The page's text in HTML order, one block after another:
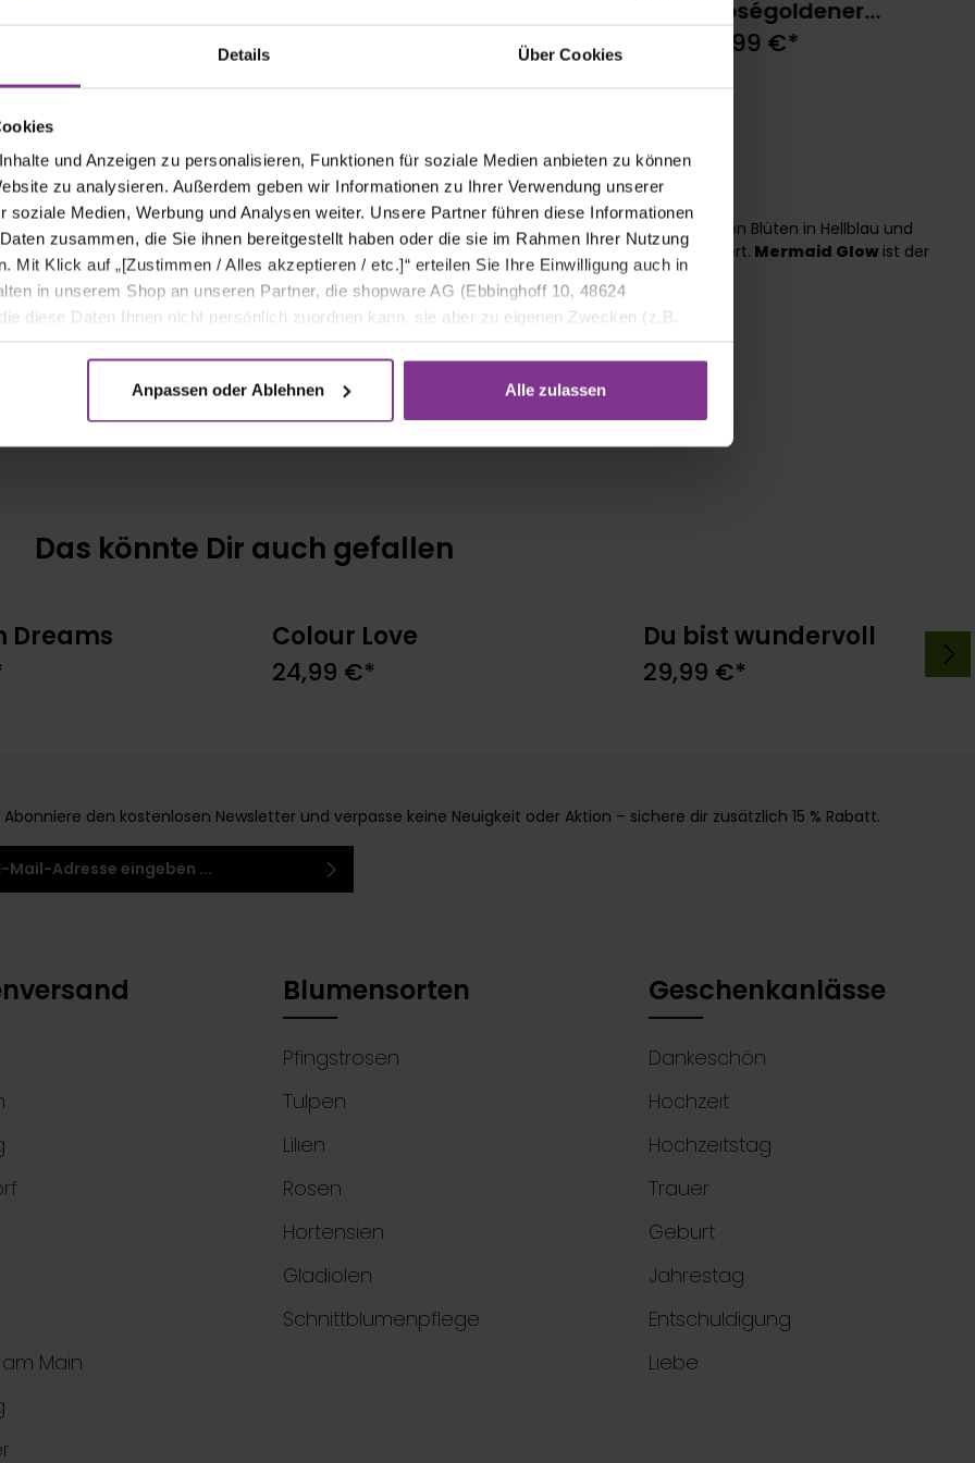
Details Über Cookies
und Anzeigen zu personalisieren, Funktionen für soziale Medien anbieten zu können
zu analysieren. Außerdem geben wir Informationen zu Ihrer Verwendung unserer
soziale Medien, Werbung und Analysen weiter. Unsere Partner führen diese Informationen
zusammen, die Sie ihnen bereitgestellt haben oder die sie im Rahmen Ihrer Nutzung
Mit Klick auf „[Zustimmen / Alles akzeptieren / etc.]“ erteilen Sie Ihre Einwilligung auch in
in unserem Shop an unseren Partner, die shopware AG (Ebbinghoff 10, 48624
diese Daten Ihnen nicht persönlich zuordnen kann, sie aber zu eigenen Zwecken (z.B.
verarbeiten darf.
Anpassen oder Ablehnen Alle zulassen
29,99 €* 29,99 €*
Roségoldener
Herzluftballon
9,99 €*
Dieser Strauß schimmert wie ein Zauber unter Wasser: Die außergewöhnlichen Blüten in Hellblau und
Rosé zeigen einen sanften Farbverlauf, der an Meer, Licht und Fantasie erinnert. Mermaid Glowist der
Strauß für alle, die das Besondere lieben.
Persönliche Grußkarte gratis
Rose, Nelke, Limonium, Germini, Chrysantheme
Das könnte Dir auch gefallen
den Warenkorb
Dreams
In den Warenkorb
Colour Love
24,99 €*
In den Warenkorb
Du bist wundervoll
29,99 €*
Abonniere den kostenlosen Newsletter und verpasse keine Neuigkeit oder Aktion – sichere dir zusätzlich 15 % Rabatt.
Main
Blumensorten
Pfingstrosen
Tulpen
Lilien
Rosen
Hortensien
Gladiolen
Schnittblumenpflege
Geschenkanlässe
Dankeschön
Hochzeit
Hochzeitstag
Trauer
Geburt
Jahrestag
Entschuldigung
Liebe